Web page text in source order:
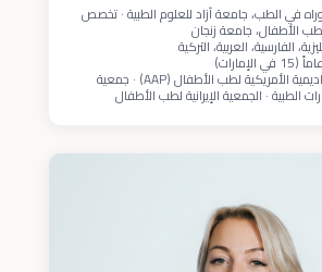
في الطب، جامعة آزاد للعلوم الطبية · تخصص
الأطفال، جامعة زنجان
الفارسية، العربية، التركية
الأكاديمية الأمريكية لطب الأطفال (AAP) · جمعية
الطبية · الجمعية الإيرانية لطب الأطفال